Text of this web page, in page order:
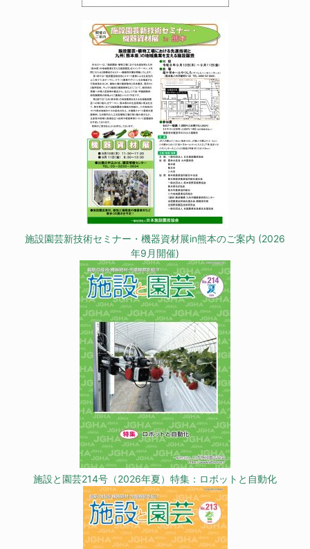
施設園芸新技術セミナー・機器資材展in熊本のご案内 (2026
年9月開催)
施設と園芸214号（2026年夏）特集：ロボットと自動化